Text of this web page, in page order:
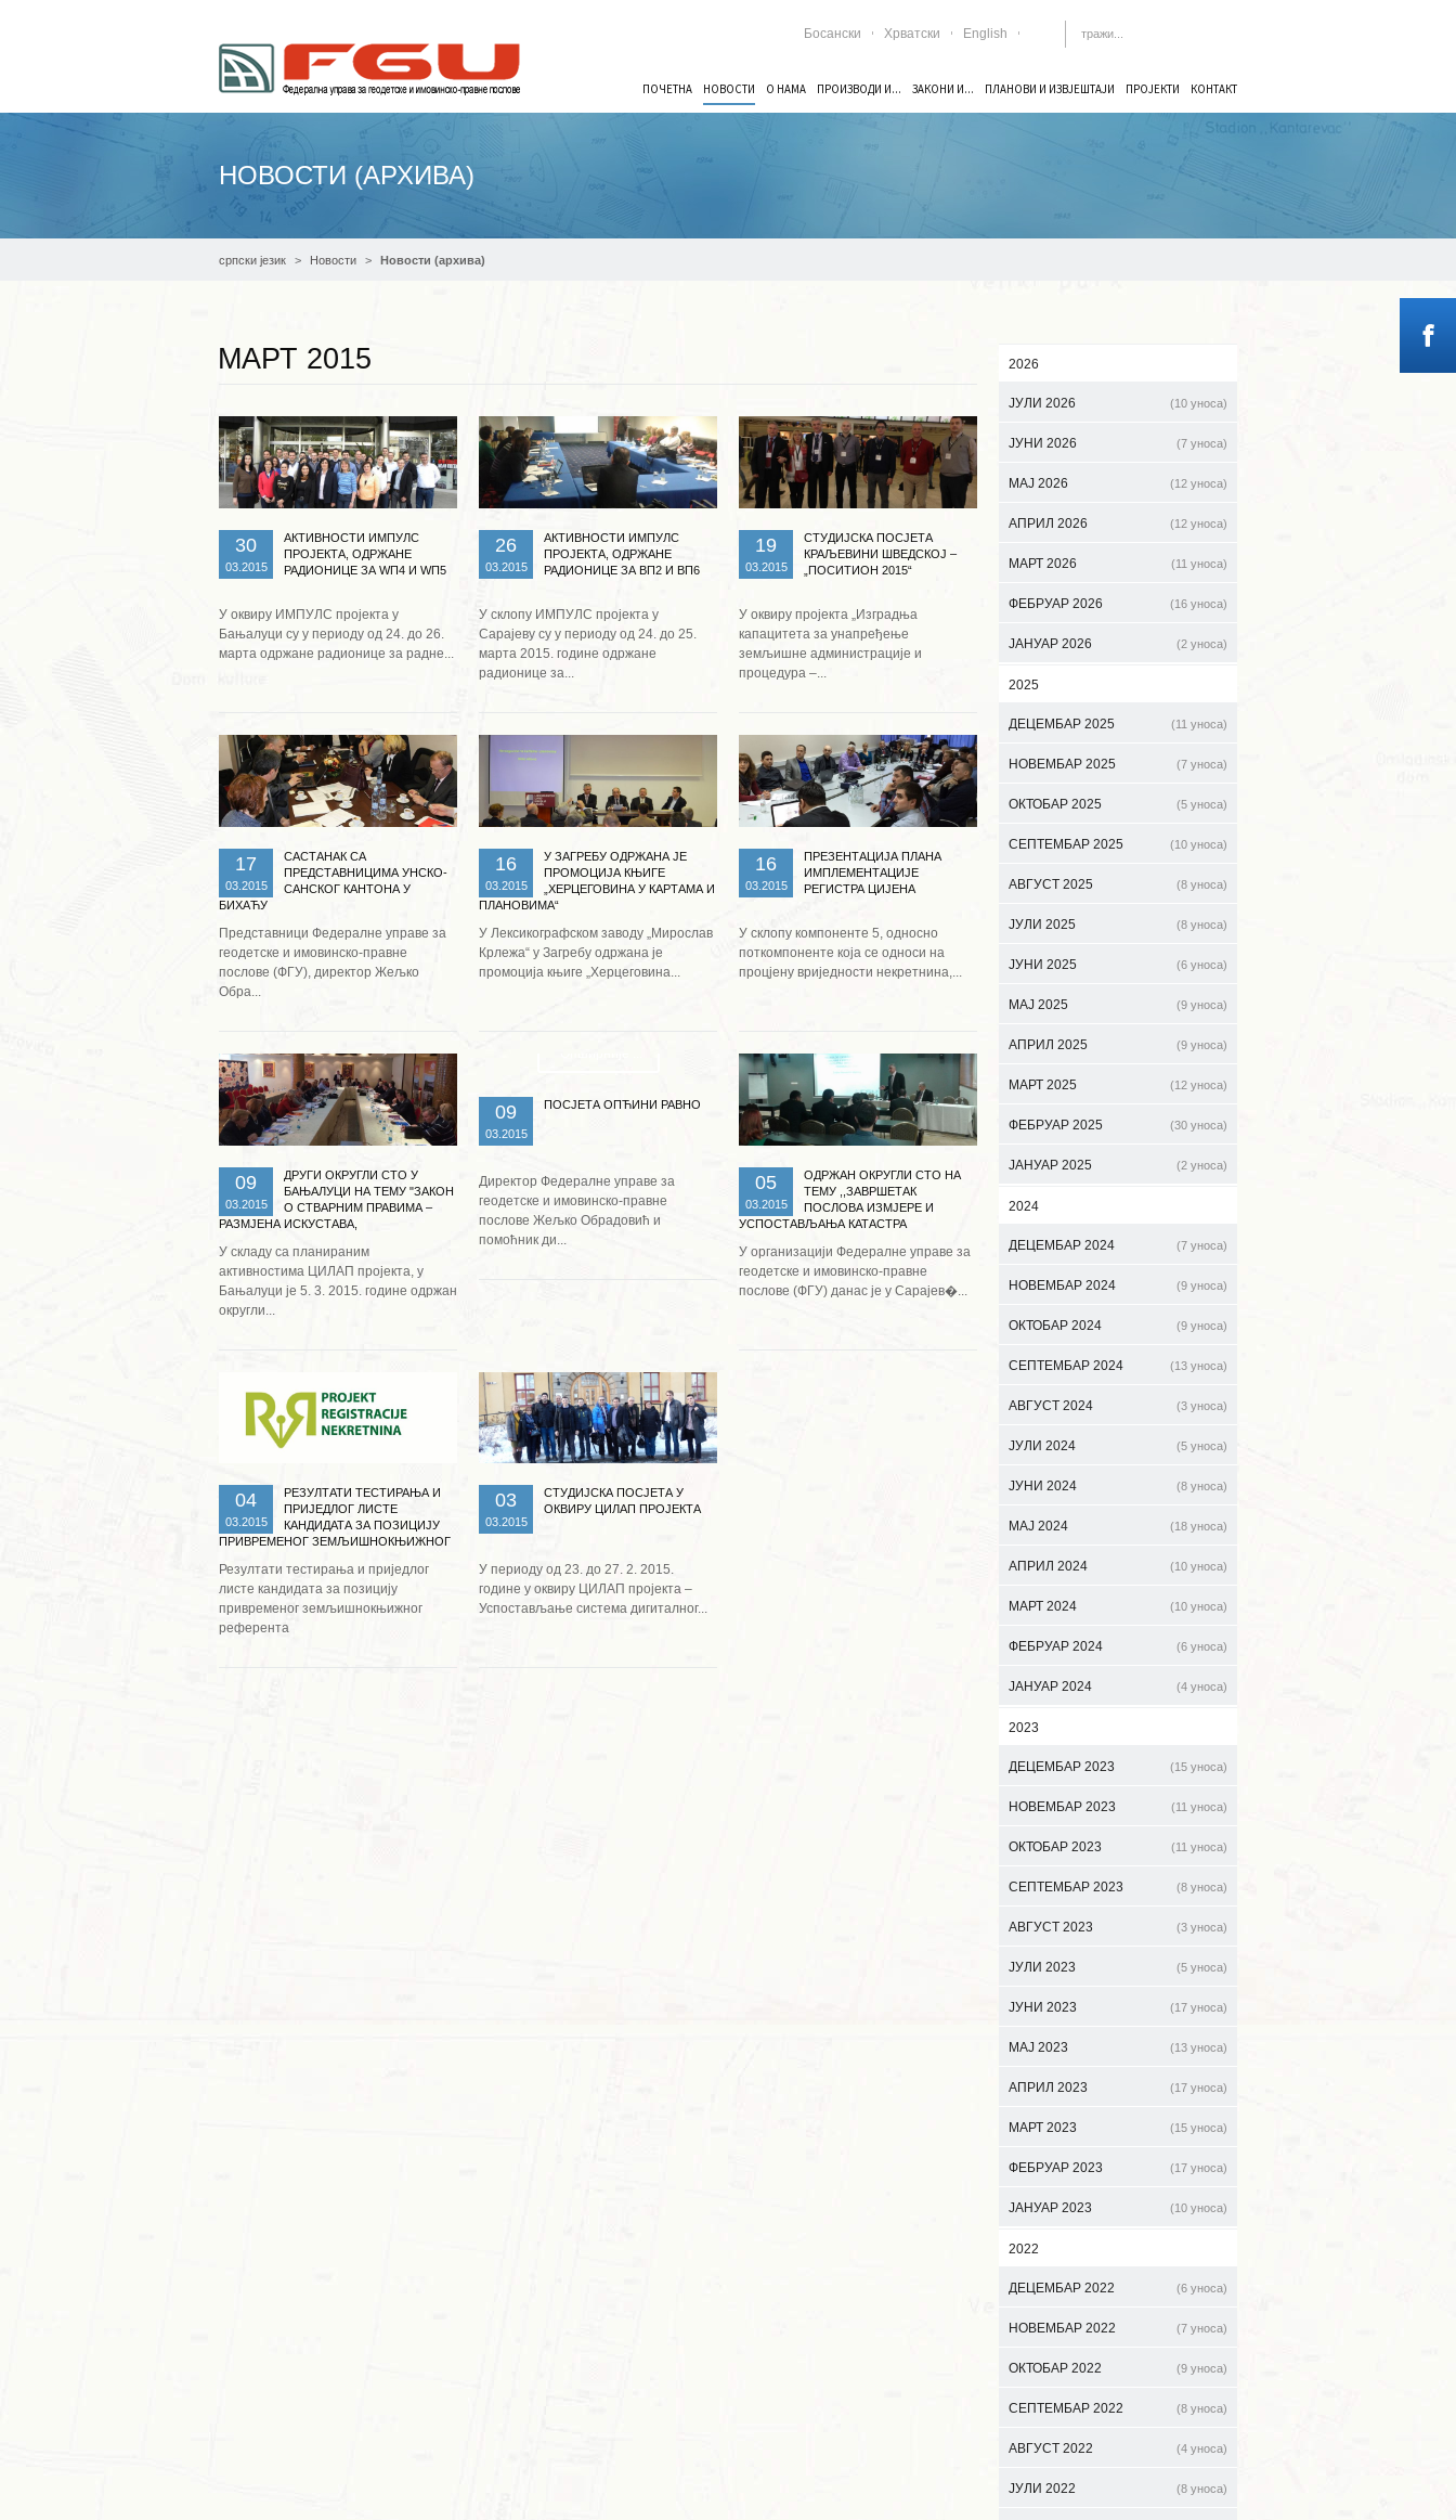
Босански Хрватски English
ПОЧЕТНА НОВОСТИ О НАМА ПРОИЗВОДИ И... ЗАКОНИ И... ПЛАНОВИ И ИЗВЈЕШТАЈИ ПРОЈЕКТИ КОНТАКТ
НОВОСТИ (АРХИВА)
српски језик Новости Новости (архива)
МАРТ 2015
30
03.2015
АКТИВНОСТИ ИМПУЛС
ПРОЈЕКТА, ОДРЖАНЕ
РАДИОНИЦЕ ЗА WП4 И WП5
У оквиру ИМПУЛС пројекта у
Бањалуци су у периоду од 24. до 26.
марта одржане радионице за радне...
Опширније ...
26
03.2015
АКТИВНОСТИ ИМПУЛС
ПРОЈЕКТА, ОДРЖАНЕ
РАДИОНИЦЕ ЗА ВП2 И ВП6
У склопу ИМПУЛС пројекта у
Сарајеву су у периоду од 24. до 25.
марта 2015. године одржане
радионице за...
Опширније ...
19
03.2015
СТУДИЈСКА ПОСЈЕТА
КРАЉЕВИНИ ШВЕДСКОЈ –
„ПОСИТИОН 2015“
У оквиру пројекта „Изградња
капацитета за унапређење
земљишне администрације и
процедура –...
17
03.2015
САСТАНАК СА
ПРЕДСТАВНИЦИМА УНСКО-
САНСКОГ КАНТОНА У
БИХАЋУ
Представници Федералне управе за
геодетске и имовинско-правне
послове (ФГУ), директор Жељко
Обра...
16
03.2015
У ЗАГРЕБУ ОДРЖАНА ЈЕ
ПРОМОЦИЈА КЊИГЕ
„ХЕРЦЕГОВИНА У КАРТАМА И
ПЛАНОВИМА“
У Лексикографском заводу „Мирослав
Крлежа“ у Загребу одржана је
промоција књиге „Херцеговина...
16
03.2015
ПРЕЗЕНТАЦИЈА ПЛАНА
ИМПЛЕМЕНТАЦИЈЕ
РЕГИСТРА ЦИЈЕНА
У склопу компоненте 5, односно
поткомпоненте која се односи на
процјену вриједности некретнина,...
09
03.2015
ДРУГИ ОКРУГЛИ СТО У
БАЊАЛУЦИ НА ТЕМУ "ЗАКОН
О СТВАРНИМ ПРАВИМА –
РАЗМЈЕНА ИСКУСТАВА,
УЈЕДНАЧАВАЊЕ ПРАКСЕ"
У складу са планираним
активностима ЦИЛАП пројекта, у
Бањалуци је 5. 3. 2015. године одржан
округли...
09
03.2015
ПОСЈЕТА ОПЋИНИ РАВНО
Директор Федералне управе за
геодетске и имовинско-правне
послове Жељко Обрадовић и
помоћник ди...
05
03.2015
ОДРЖАН ОКРУГЛИ СТО НА
ТЕМУ ,,ЗАВРШЕТАК
ПОСЛОВА ИЗМЈЕРЕ И
УСПОСТАВЉАЊА КАТАСТРА
У организацији Федералне управе за
геодетске и имовинско-правне
послове (ФГУ) данас је у Сарајев�...
04
03.2015
РЕЗУЛТАТИ ТЕСТИРАЊА И
ПРИЈЕДЛОГ ЛИСТЕ
КАНДИДАТА ЗА ПОЗИЦИЈУ
ПРИВРЕМЕНОГ ЗЕМЉИШНОКЊИЖНОГ
Резултати тестирања и приједлог
листе кандидата за позицију
привременог земљишнокњижног
референта
03
03.2015
СТУДИЈСКА ПОСЈЕТА У
ОКВИРУ ЦИЛАП ПРОЈЕКТА
У периоду од 23. до 27. 2. 2015.
године у оквиру ЦИЛАП пројекта –
Успостављање система дигиталног...
2026
ЈУЛИ 2026 (10 уноса)
ЈУНИ 2026 (7 уноса)
МАЈ 2026 (12 уноса)
АПРИЛ 2026 (12 уноса)
МАРТ 2026 (11 уноса)
ФЕБРУАР 2026 (16 уноса)
ЈАНУАР 2026 (2 уноса)
2025
ДЕЦЕМБАР 2025 (11 уноса)
НОВЕМБАР 2025 (7 уноса)
ОКТОБАР 2025 (5 уноса)
СЕПТЕМБАР 2025 (10 уноса)
АВГУСТ 2025 (8 уноса)
ЈУЛИ 2025 (8 уноса)
ЈУНИ 2025 (6 уноса)
МАЈ 2025 (9 уноса)
АПРИЛ 2025 (9 уноса)
МАРТ 2025 (12 уноса)
ФЕБРУАР 2025 (30 уноса)
ЈАНУАР 2025 (2 уноса)
2024
ДЕЦЕМБАР 2024 (7 уноса)
НОВЕМБАР 2024 (9 уноса)
ОКТОБАР 2024 (9 уноса)
СЕПТЕМБАР 2024 (13 уноса)
АВГУСТ 2024 (3 уноса)
ЈУЛИ 2024 (5 уноса)
ЈУНИ 2024 (8 уноса)
МАЈ 2024 (18 уноса)
АПРИЛ 2024 (10 уноса)
МАРТ 2024 (10 уноса)
ФЕБРУАР 2024 (6 уноса)
ЈАНУАР 2024 (4 уноса)
2023
ДЕЦЕМБАР 2023 (15 уноса)
НОВЕМБАР 2023 (11 уноса)
ОКТОБАР 2023 (11 уноса)
СЕПТЕМБАР 2023 (8 уноса)
АВГУСТ 2023 (3 уноса)
ЈУЛИ 2023 (5 уноса)
ЈУНИ 2023 (17 уноса)
МАЈ 2023 (13 уноса)
АПРИЛ 2023 (17 уноса)
МАРТ 2023 (15 уноса)
ФЕБРУАР 2023 (17 уноса)
ЈАНУАР 2023 (10 уноса)
2022
ДЕЦЕМБАР 2022 (6 уноса)
НОВЕМБАР 2022 (7 уноса)
ОКТОБАР 2022 (9 уноса)
СЕПТЕМБАР 2022 (8 уноса)
АВГУСТ 2022 (4 уноса)
ЈУЛИ 2022 (8 уноса)